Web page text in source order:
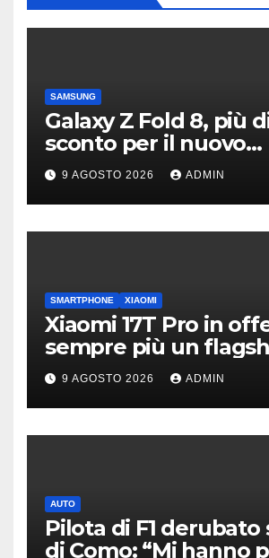
SAMSUNG
Galaxy Z Fold 8, più di
sconto per il nuovo
pieghevole di
9 AGOSTO 2026 ADMIN
SMARTPHONE XIAOMI
Xiaomi 17T Pro in
sempre più un
9 AGOSTO 2026 ADMIN
AUTO
Pilota di F1 derubato
di Como: “Mi hanno